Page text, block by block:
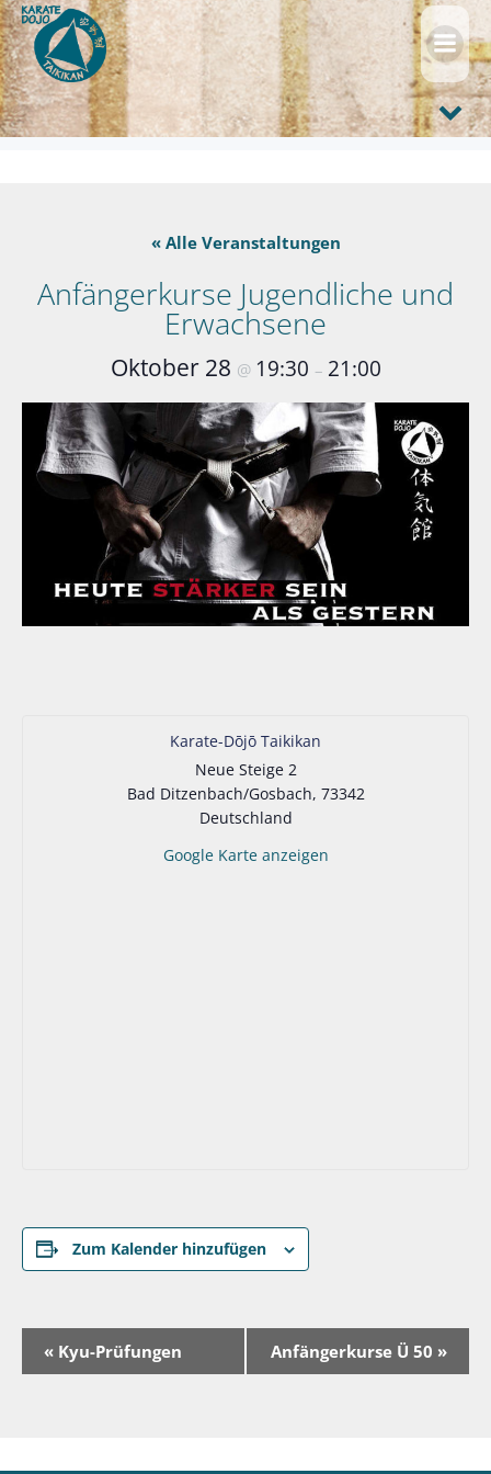
Zum
Inhalt
springen
« Alle Veranstaltungen
Anfängerkurse Jugendliche und
Erwachsene
Oktober 28 @ 19:30 – 21:00
Karate-Dōjō Taikikan
Neue Steige 2
Bad Ditzenbach/Gosbach, 73342
Deutschland
Google Karte anzeigen
Zum Kalender hinzufügen
« Kyu-Prüfungen Anfängerkurse Ü 50 »